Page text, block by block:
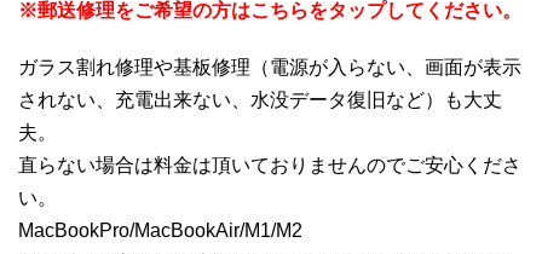
※郵送修理をご希望の方はこちらをタップしてください。
ガラス割れ修理や基板修理（電源が入らない、画面が表示
されない、充電出来ない、水没データ復旧など）も大丈
夫。
直らない場合は料金は頂いておりませんのでご安心くださ
い。
MacBookPro/MacBookAir/M1/M2